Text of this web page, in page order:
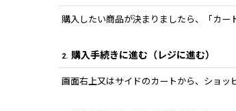
購入したい商品が決まりましたら、「カー
2. 購入手続きに進む（レジに進む）
画面右上又はサイドのカートから、ショッ